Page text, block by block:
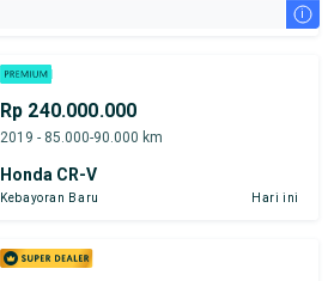
i
Rp 240.000.000
2019 - 85.000-90.000 km
Honda CR-V
Kebayoran Baru Hari ini